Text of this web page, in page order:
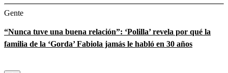
Gente
“Nunca tuve una buena relación”: ‘Polilla’ revela por qué la
familia de la ‘Gorda’ Fabiola jamás le habló en 30 años